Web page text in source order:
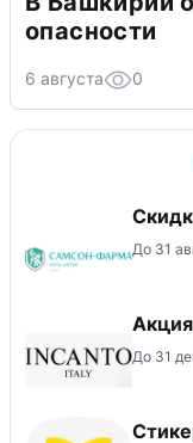
опасности
6 августа 0
До 31
До 31